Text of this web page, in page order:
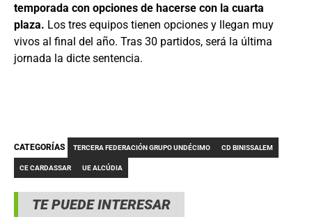
TE PUEDE INTERESAR
temporada con opciones de hacerse con la cuarta
plaza. Los tres equipos tienen opciones y llegan muy
vivos al final del año. Tras 30 partidos, será la última
jornada la dicte sentencia.
CATEGORÍAS TERCERA FEDERACIÓN GRUPO UNDÉCIMO CD BINISSALEM
CE CARDASSAR UE ALCÚDIA